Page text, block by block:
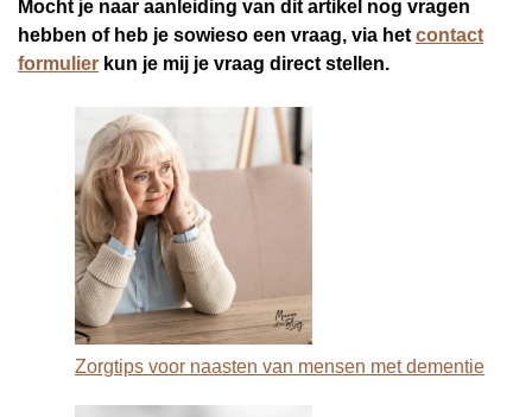
Mocht je naar aanleiding van dit artikel nog vragen
hebben of heb je sowieso een vraag, via het contact
formulier kun je mij je vraag direct stellen.
Zorgtips voor naasten van mensen met dementie